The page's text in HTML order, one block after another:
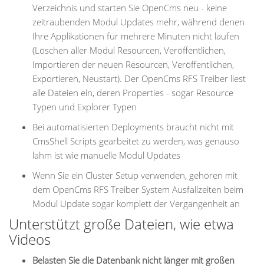
Verzeichnis und starten Sie OpenCms neu - keine
zeitraubenden Modul Updates mehr, während denen
Ihre Applikationen für mehrere Minuten nicht laufen
(Löschen aller Modul Resourcen, Veröffentlichen,
Importieren der neuen Resourcen, Veröffentlichen,
Exportieren, Neustart). Der OpenCms RFS Treiber liest
alle Dateien ein, deren Properties - sogar Resource
Typen und Explorer Typen
Bei automatisierten Deployments braucht nicht mit
CmsShell Scripts gearbeitet zu werden, was genauso
lahm ist wie manuelle Modul Updates
Wenn Sie ein Cluster Setup verwenden, gehören mit
dem OpenCms RFS Treiber System Ausfallzeiten beim
Modul Update sogar komplett der Vergangenheit an
Unterstützt große Dateien, wie etwa
Videos
Belasten Sie die Datenbank nicht länger mit großen